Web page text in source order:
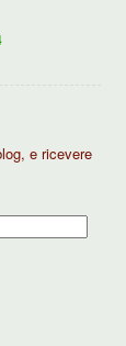
e ricevere